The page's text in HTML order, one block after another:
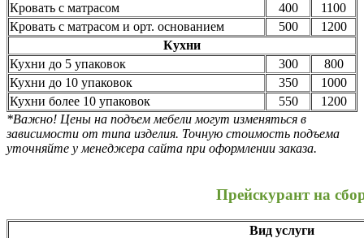
Кровать с матрасом
400
1100
Кровать с матрасом и орт. основанием
500
1200
Кухни
Кухни до 5 упаковок
300
800
Кухни до 10 упаковок
350
1000
Кухни более 10 упаковок
550
1200
*Важно! Цены на подъем мебели могут изменяться в
зависимости от типа изделия. Точную стоимость подъема
уточняйте у менеджера сайта при оформлении заказа.
Прейскурант на
Вид услуги